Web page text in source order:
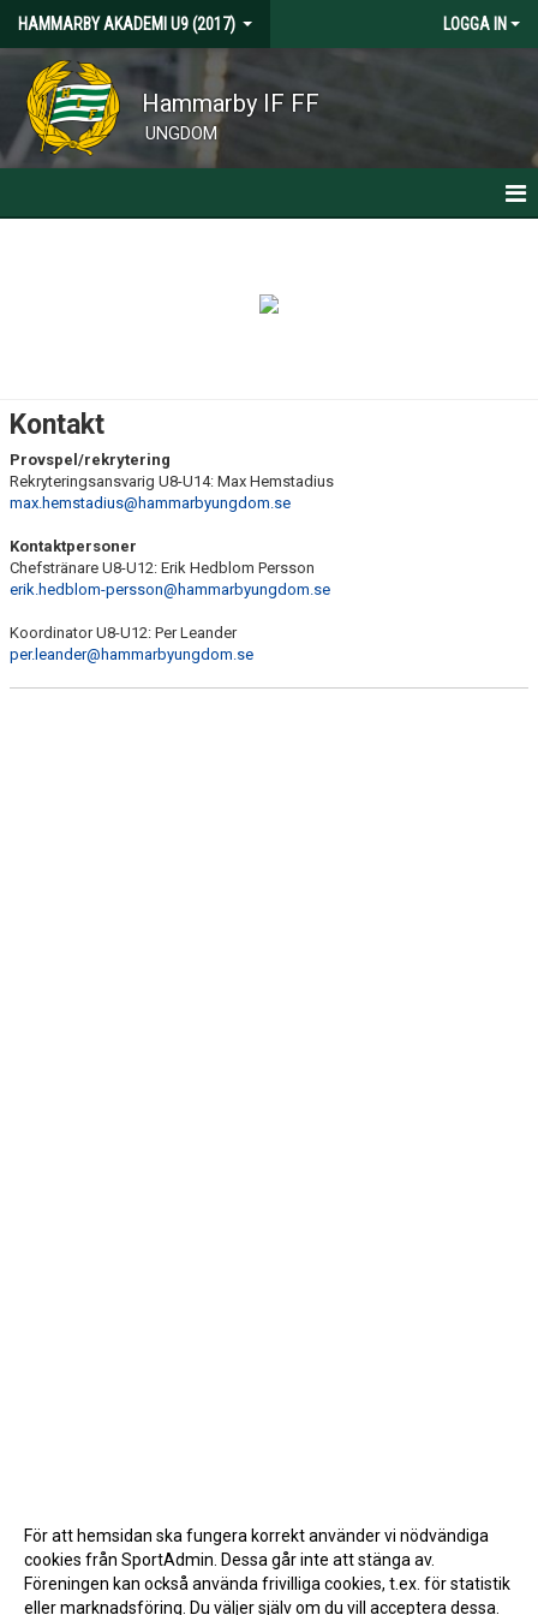
HAMMARBY AKADEMI U9 (2017) LOGGA IN
Hammarby IF FF
UNGDOM
Kontakt
Provspel/rekrytering
Rekryteringsansvarig U8-U14: Max Hemstadius
max.hemstadius@hammarbyungdom.se
Kontaktpersoner
Chefstränare U8-U12: Erik Hedblom Persson
erik.hedblom-persson@hammarbyungdom.se
Koordinator U8-U12: Per Leander
per.leander@hammarbyungdom.se
För att hemsidan ska fungera korrekt använder vi nödvändiga
cookies från SportAdmin. Dessa går inte att stänga av.
Föreningen kan också använda frivilliga cookies, t.ex. för statistik
eller marknadsföring. Du väljer själv om du vill acceptera dessa.